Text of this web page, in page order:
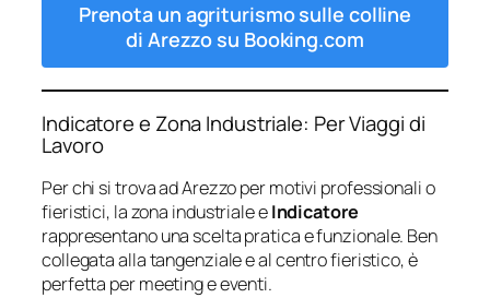
Prenota un agriturismo sulle colline
di Arezzo su Booking.com
Indicatore e Zona Industriale: Per Viaggi di
Lavoro
Per chi si trova ad Arezzo per motivi professionali o
fieristici, la zona industriale eIndicatore
rappresentano una scelta pratica e funzionale. Ben
collegata alla tangenziale e al centro fieristico, è
perfetta per meeting e eventi.